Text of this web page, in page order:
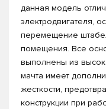
данная модель
электродвигателя,
перемещение
помещения. Все
выполнены из
мачта имеет
жесткости,
конструкции при